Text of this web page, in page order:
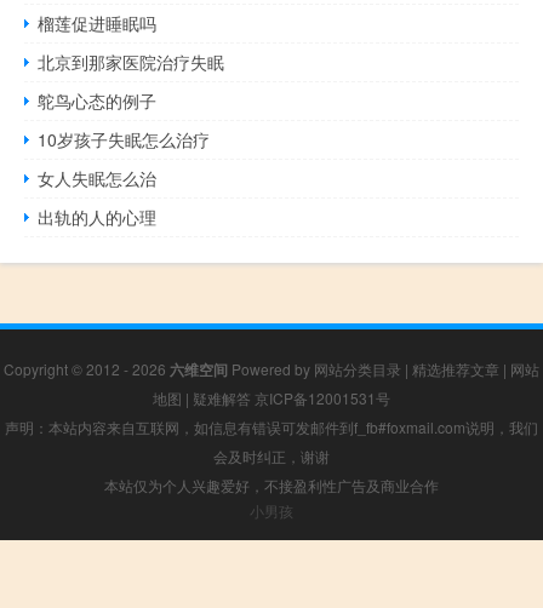
榴莲促进睡眠吗
北京到那家医院治疗失眠
鸵鸟心态的例子
10岁孩子失眠怎么治疗
女人失眠怎么治
出轨的人的心理
Copyright © 2012 - 2026 六维空间 Powered by 网站分类目录 | 精选推荐文章 | 网站
地图 | 疑难解答 京ICP备12001531号
声明：本站内容来自互联网，如信息有错误可发邮件到f_fb#foxmail.com说明，我们
会及时纠正，谢谢
本站仅为个人兴趣爱好，不接盈利性广告及商业合作
小男孩